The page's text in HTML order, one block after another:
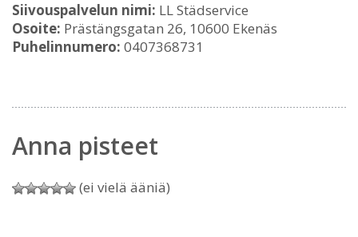
Siivouspalvelun nimi: LL Städservice
Osoite: Prästängsgatan 26, 10600 Ekenäs
Puhelinnumero: 0407368731
Anna pisteet
(ei vielä ääniä)